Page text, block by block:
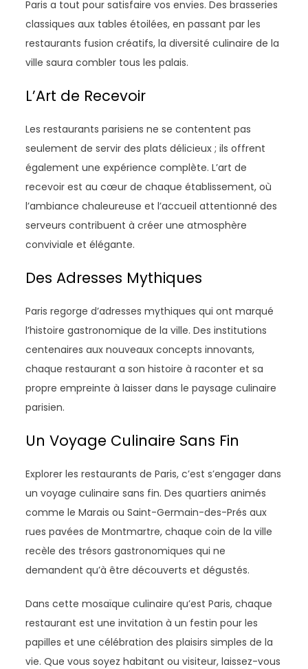
Paris a tout pour satisfaire vos envies. Des brasseries
classiques aux tables étoilées, en passant par les
restaurants fusion créatifs, la diversité culinaire de la
ville saura combler tous les palais.
L’Art de Recevoir
Les restaurants parisiens ne se contentent pas
seulement de servir des plats délicieux ; ils offrent
également une expérience complète. L’art de
recevoir est au cœur de chaque établissement, où
l’ambiance chaleureuse et l’accueil attentionné des
serveurs contribuent à créer une atmosphère
conviviale et élégante.
Des Adresses Mythiques
Paris regorge d’adresses mythiques qui ont marqué
l’histoire gastronomique de la ville. Des institutions
centenaires aux nouveaux concepts innovants,
chaque restaurant a son histoire à raconter et sa
propre empreinte à laisser dans le paysage culinaire
parisien.
Un Voyage Culinaire Sans Fin
Explorer les restaurants de Paris, c’est s’engager dans
un voyage culinaire sans fin. Des quartiers animés
comme le Marais ou Saint-Germain-des-Prés aux
rues pavées de Montmartre, chaque coin de la ville
recèle des trésors gastronomiques qui ne
demandent qu’à être découverts et dégustés.
Dans cette mosaïque culinaire qu’est Paris, chaque
restaurant est une invitation à un festin pour les
papilles et une célébration des plaisirs simples de la
vie. Que vous soyez habitant ou visiteur, laissez-vous